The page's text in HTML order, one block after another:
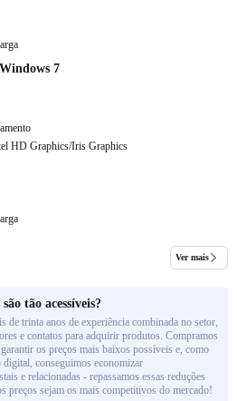
7
HD Graphics/Iris Graphics
Ver mais
tão acessíveis?
de trinta anos de experiência combinada no setor,
e contatos para adquirir produtos. Compramos
os preços mais baixos possíveis e, como
conseguimos economizar
e relacionadas - repassamos essas reduções
preços sejam os mais competitivos do mercado!